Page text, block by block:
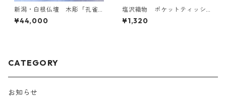
新潟・白根仏壇 木彫「孔雀
に牡丹」
¥44,000
塩沢織物 ポケットティッシ
ュケース 焦茶に白
¥1,320
CATEGORY
お知らせ